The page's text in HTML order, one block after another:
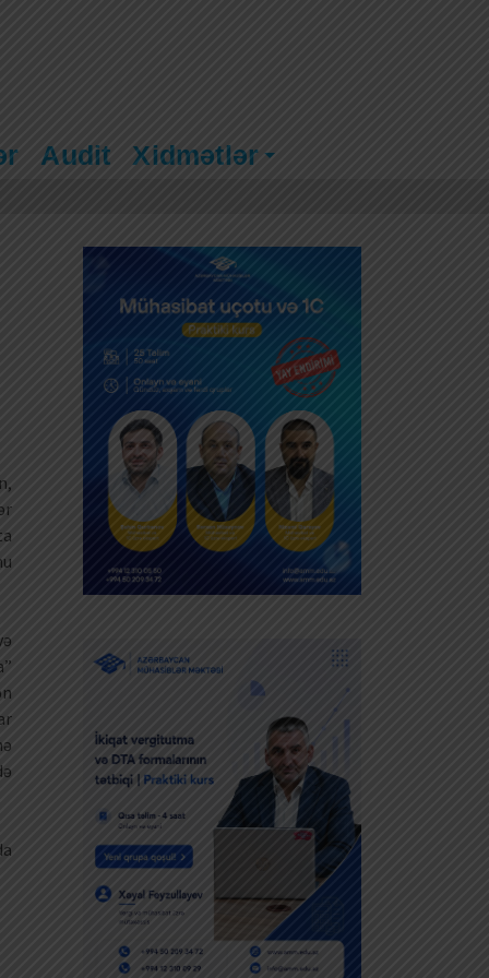
Audit Xidmətlər